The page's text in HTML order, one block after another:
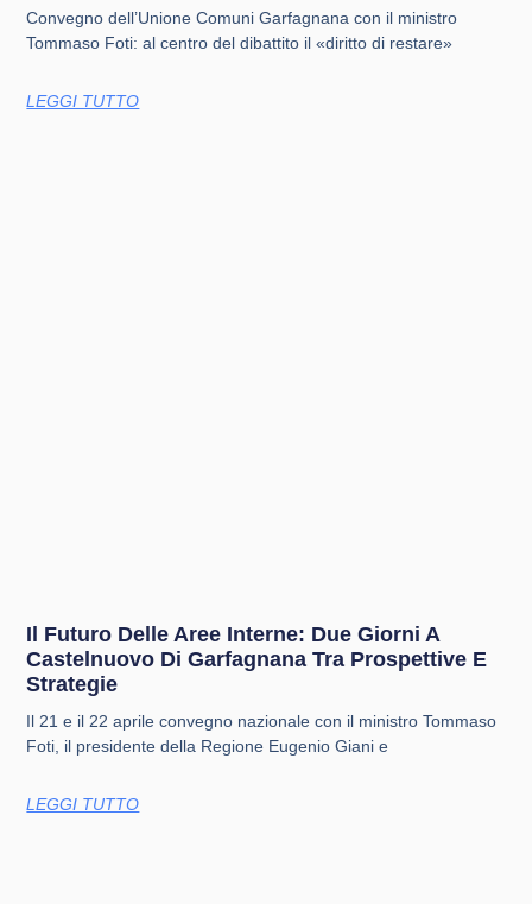
Convegno dell’Unione Comuni Garfagnana con il ministro
Tommaso Foti: al centro del dibattito il «diritto di restare»
LEGGI TUTTO
Il Futuro Delle Aree Interne: Due Giorni A
Castelnuovo Di Garfagnana Tra Prospettive E
Strategie
Il 21 e il 22 aprile convegno nazionale con il ministro Tommaso
Foti, il presidente della Regione Eugenio Giani e
LEGGI TUTTO